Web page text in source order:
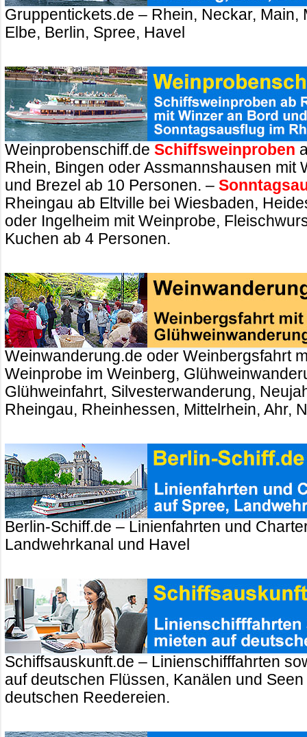
Gruppentickets.de – Rhein, Neckar, Main,
Elbe, Berlin, Spree, Havel
Weinprobenschiff.de Schiffsweinproben
Rhein, Bingen oder Assmannshausen mit
und Brezel ab 10 Personen. –
Rheingau ab Eltville bei Wiesbaden,
oder Ingelheim mit Weinprobe,
Kuchen ab 4 Personen.
Weinwanderung.de oder Weinbergsfahrt
Weinprobe im Weinberg,
Glühweinfahrt, Silvesterwanderung,
Rheingau, Rheinhessen, Mittelrhein, Ahr,
Berlin-Schiff.de – Linienfahrten und
Landwehrkanal und Havel
Schiffsauskunft.de – Linienschifffahrten
auf deutschen Flüssen, Kanälen und
deutschen Reedereien.